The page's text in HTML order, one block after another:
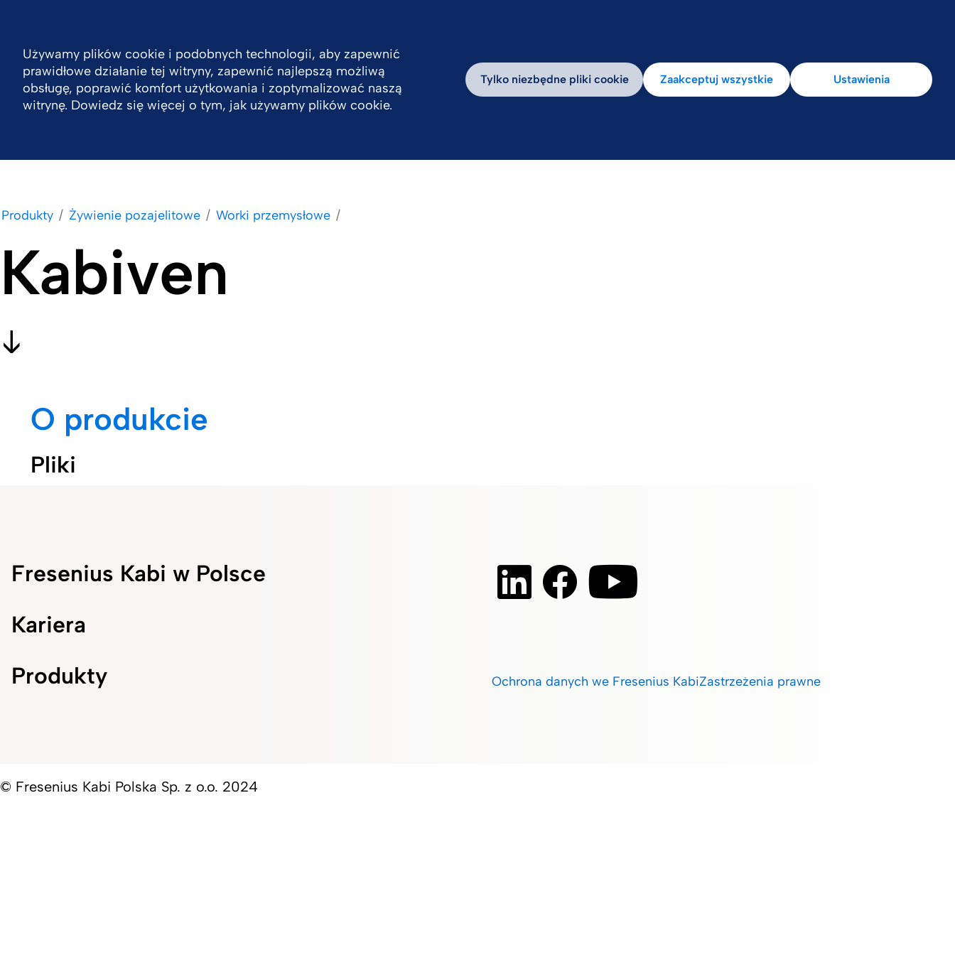
Zrównoważony rozwój Firma Produkty Odpowiedzialność Praca Aktualności Dla pacjenta
Produkty Żywienie pozajelitowe Worki przemysłowe
Kabiven
O produkcie
Pliki
Fresenius Kabi w Polsce
Kariera
Produkty
Ochrona danych we Fresenius KabiZastrzeżenia prawne
© Fresenius Kabi Polska Sp. z o.o. 2024
Używamy plików cookie i podobnych technologii, aby zapewnić
prawidłowe działanie tej witryny, zapewnić najlepszą możliwą
obsługę, poprawić komfort użytkowania i zoptymalizować naszą
witrynę. Dowiedz się więcej o tym, jak używamy plików cookie.
Tylko niezbędne pliki cookie Zaakceptuj wszystkie Ustawienia